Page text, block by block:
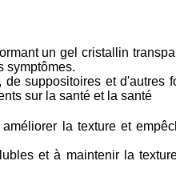
un gel cristallin
symptômes.
suppositoires et d'autres
sur la santé et la santé
la texture et
et à maintenir la